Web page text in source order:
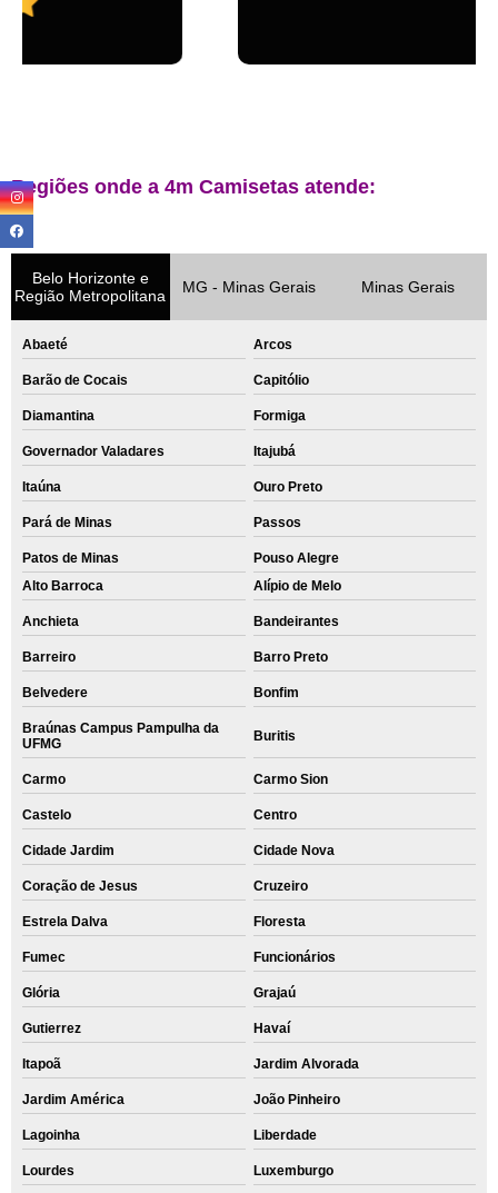
Regiões onde a 4m Camisetas atende:
Belo Horizonte e
Região Metropolitana
MG - Minas Gerais Minas Gerais
Abaeté Arcos
Barão de Cocais Capitólio
Diamantina Formiga
Governador Valadares Itajubá
Itaúna Ouro Preto
Pará de Minas Passos
Patos de Minas
Pouso Alegre
Alto Barroca
Alípio de Melo
Anchieta Bandeirantes
Barreiro Barro Preto
Belvedere Bonfim
Braúnas Campus Pampulha da
UFMG
Buritis
Carmo Carmo Sion
Castelo Centro
Cidade Jardim Cidade Nova
Coração de Jesus Cruzeiro
Estrela Dalva Floresta
Fumec Funcionários
Glória Grajaú
Gutierrez Havaí
Itapoã Jardim Alvorada
Jardim América João Pinheiro
Lagoinha Liberdade
Lourdes Luxemburgo